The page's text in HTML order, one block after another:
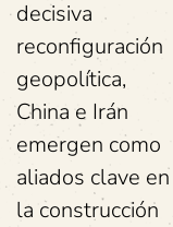
decisiva
reconfiguración
geopolítica,
China e Irán
emergen como
aliados clave en
la construcción